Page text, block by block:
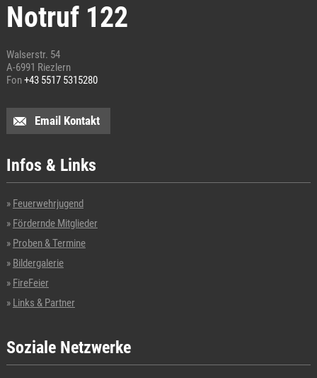
Notruf 122
Walserstr. 54
A-6991 Riezlern
Fon+43 5517 5315280
Email Kontakt
Infos & Links
Feuerwehrjugend
Fördernde Mitglieder
Proben & Termine
Bildergalerie
FireFeier
Links & Partner
Soziale Netzwerke